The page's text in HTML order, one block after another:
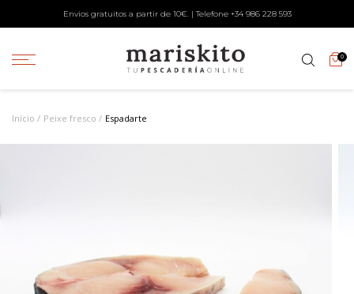
Envios gratuitos a partir de 10€. | Telefone +34 986 228 593
0
Início Peixe fresco Espadarte